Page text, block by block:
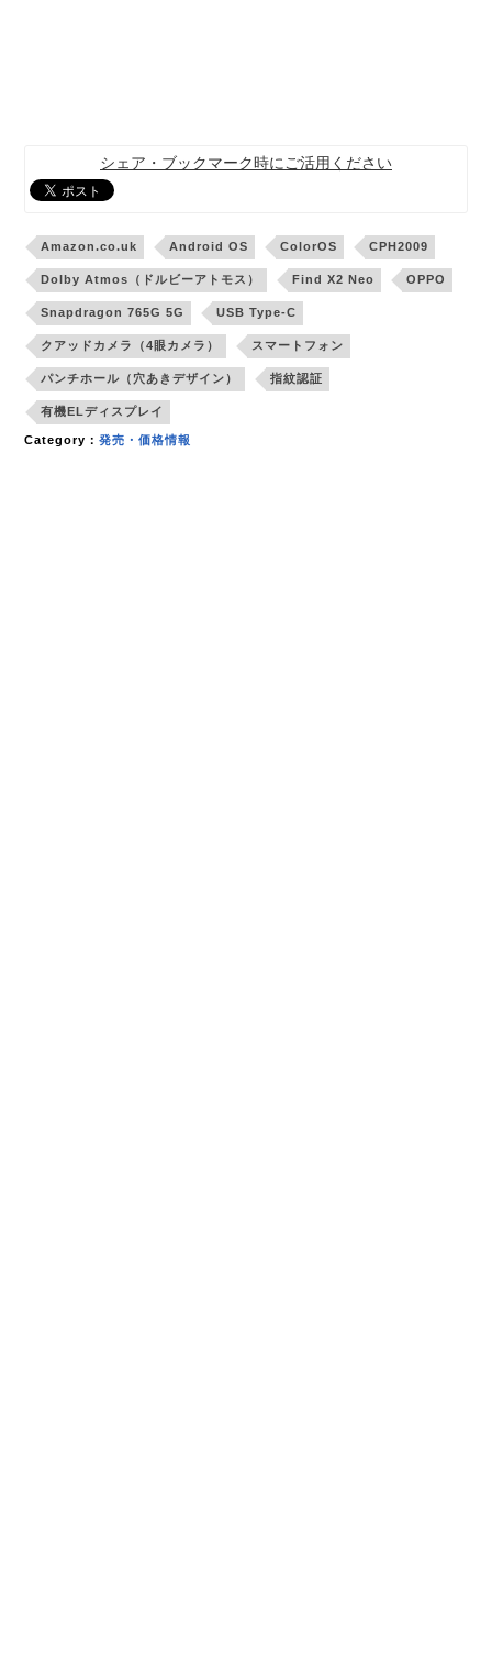
シェア・ブックマーク時にご活用ください
Amazon.co.uk Android OS ColorOS CPH2009
Dolby Atmos（ドルビーアトモス） Find X2 Neo OPPO
Snapdragon 765G 5G USB Type-C
クアッドカメラ（4眼カメラ） スマートフォン
パンチホール（穴あきデザイン） 指紋認証
有機ELディスプレイ
Category：発売・価格情報